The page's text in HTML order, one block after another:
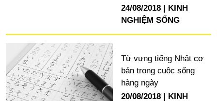
24/08/2018
KINH
NGHIỆM SỐNG
Từ vựng tiếng Nhật cơ
bản trong cuộc sống
hàng ngày
20/08/2018
KINH